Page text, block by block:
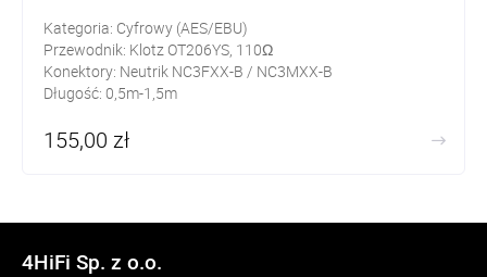
Kategoria: Cyfrowy (AES/EBU)
Przewodnik: Klotz OT206YS, 110Ω
Konektory: Neutrik NC3FXX-B / NC3MXX-B
Długość: 0,5m-1,5m
155,00 zł
4HiFi Sp. z o.o.